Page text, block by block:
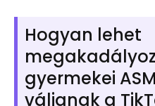
Hogyan lehet
gyermekei
váljanak a